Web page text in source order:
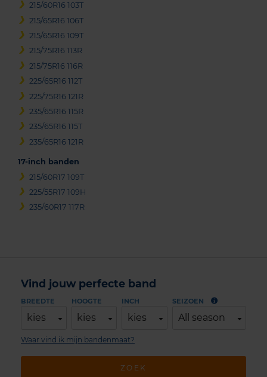
215/60R16 103T
215/65R16 106T
215/65R16 109T
215/75R16 113R
215/75R16 116R
225/65R16 112T
225/75R16 121R
235/65R16 115R
235/65R16 115T
235/65R16 121R
17-inch banden
215/60R17 109T
225/55R17 109H
235/60R17 117R
Vind jouw perfecte band
BREEDTE
kies
HOOGTE
kies
INCH
kies
SEIZOEN
All season
ZOEK
Waar vind ik mijn bandenmaat?